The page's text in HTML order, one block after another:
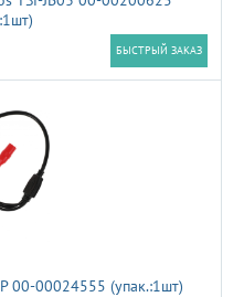
БЫСТРЫЙ ЗАКАЗ
00-00024555 (упак.:1шт)